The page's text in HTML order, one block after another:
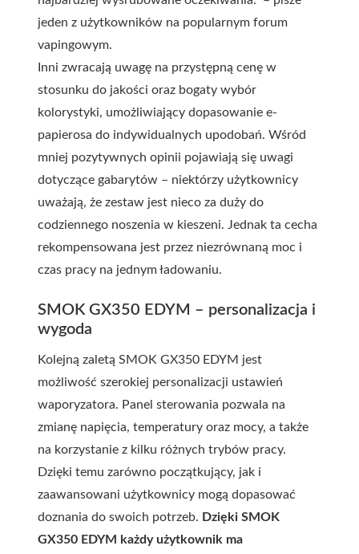
jeden z użytkowników na popularnym forum
vapingowym.
Inni zwracają uwagę na przystępną cenę w
stosunku do jakości oraz bogaty wybór
kolorystyki, umożliwiający dopasowanie e-
papierosa do indywidualnych upodobań. Wśród
mniej pozytywnych opinii pojawiają się uwagi
dotyczące gabarytów – niektórzy użytkownicy
uważają, że zestaw jest nieco za duży do
codziennego noszenia w kieszeni. Jednak ta cecha
rekompensowana jest przez niezrównaną moc i
czas pracy na jednym ładowaniu.
SMOK GX350 EDYM – personalizacja i
wygoda
Kolejną zaletą SMOK GX350 EDYM jest
możliwość szerokiej personalizacji ustawień
waporyzatora. Panel sterowania pozwala na
zmianę napięcia, temperatury oraz mocy, a także
na korzystanie z kilku różnych trybów pracy.
Dzięki temu zarówno początkujący, jak i
zaawansowani użytkownicy mogą dopasować
doznania do swoich potrzeb. Dzięki SMOK
GX350 EDYM każdy użytkownik ma